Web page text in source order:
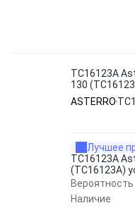
TC16123A
130
ASTERRO
Лучшее
TC16123A
(TC16123A)
Вероятность
Наличие